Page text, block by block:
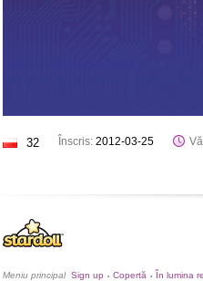
32 Înscris: 2012-03-25
Meniu principal Sign up • Copertă • În lumina